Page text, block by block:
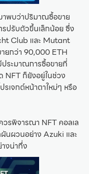
าพบว่าปริมาณซื้อขาย
ปรับตัวขึ้นเล็กน้อย ซึ่ง
Club และ Mutant
ยกว่า 90,000 ETH
ระมาณการซื้อขายที่
NFT ก็ยังอยู่ในช่วง
รเจกต์หน้าตาใหม่ๆ หรือ
วรพิจารณา NFT คอลเล
นผวนอย่าง Azuki และ
งน่าทึ่ง